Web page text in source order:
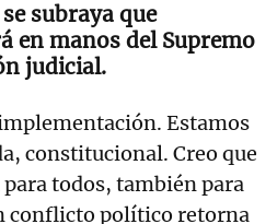
subraya que
en manos del Supremo
judicial.
Estamos
constitucional. Creo que
todos, también para
conflicto político retorna